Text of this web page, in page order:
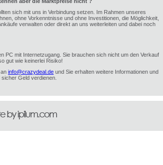
sich mit uns in Verbindung setzen. Im Rahmen unseres
ohne Vorkenntnisse und ohne Investitionen, die Möglichkeit,
verwalten oder direkt an uns weiterleiten und dabei noch
PC mit Internetzugang. Sie brauchen sich nicht um den Verkauf
gut wie keinerlei Risiko!
info@crazydeal.de und Sie erhalten weitere Informationen und
Geld verdienen.